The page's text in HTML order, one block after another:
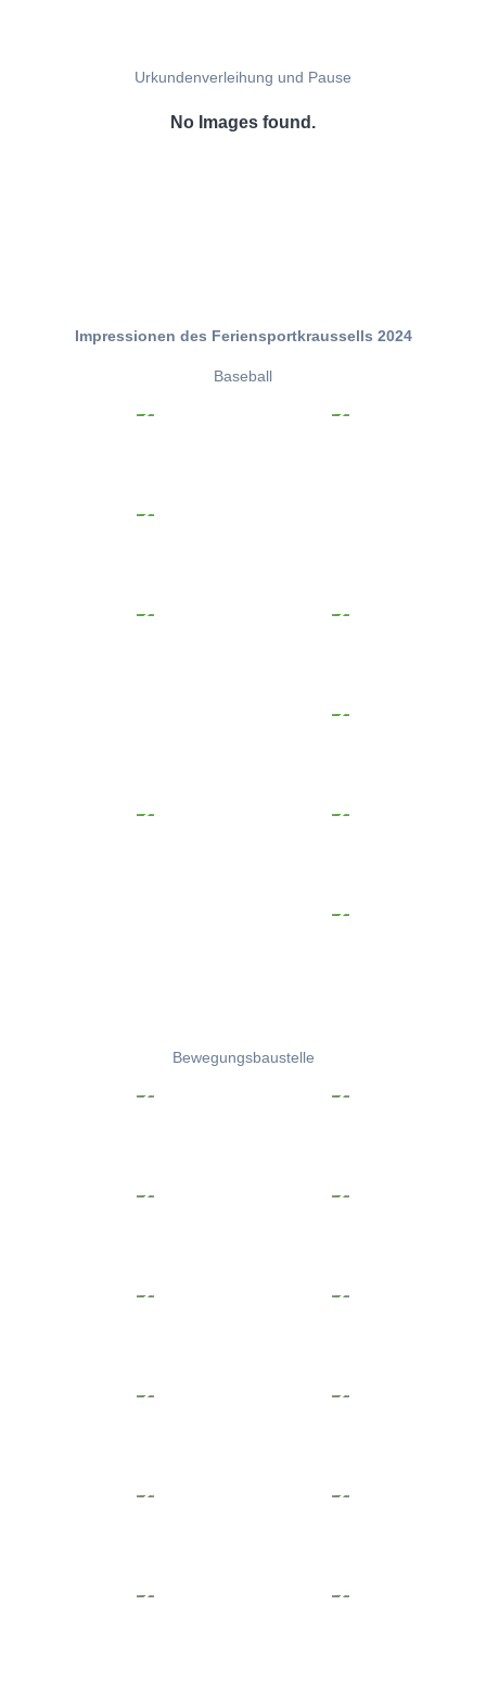
Urkundenverleihung und Pause
No Images found.
Impressionen des Feriensportkraussells 2024
Baseball
Bewegungsbaustelle